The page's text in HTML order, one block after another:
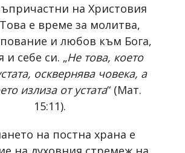
на Христовия
е време за молитва,
и любов към Бога,
и себе си. „Не това, което
осквернява човека, а
излиза от устата“ (Мат.
15:11).
на постна храна е